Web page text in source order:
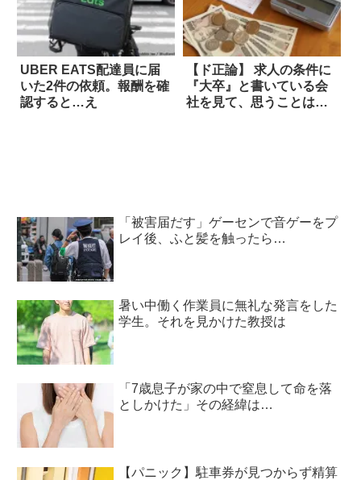
UBER EATS配達員に届
いた2件の依頼。報酬を確
認すると…え
【ド正論】 求人の条件に
『大卒』と書いている会
社を見て、思うことは…
「被害届だす」ゲーセンで音ゲーをプ
レイ後、ふと髪を触ったら…
暑い中働く作業員に無礼な発言をした
学生。それを見かけた教授は
「7歳息子が家の中で窒息して命を落
としかけた」その経緯は…
【パニック】駐車券が見つからず精算